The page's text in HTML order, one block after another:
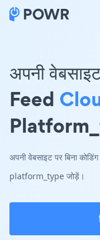
अपनी
Feed
अपनी वेबसाइट पर बिना
platform_type जोड़ें।